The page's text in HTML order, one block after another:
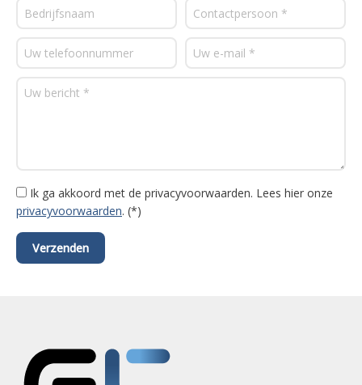
Ik ga akkoord met de privacyvoorwaarden. Lees hier onze
privacyvoorwaarden. (*)